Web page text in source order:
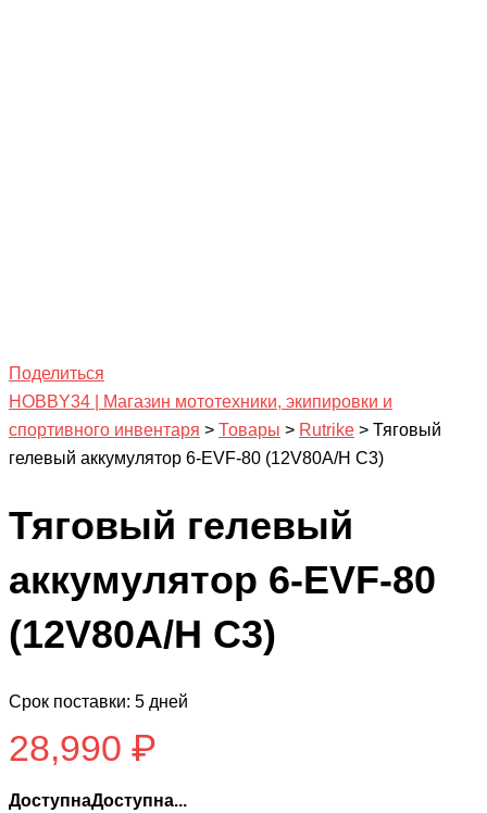
Поделиться
HOBBY34 | Магазин мототехники, экипировки и
спортивного инвентаря > Товары > Rutrike > Тяговый
гелевый аккумулятор 6-EVF-80 (12V80A/H C3)
Тяговый гелевый
аккумулятор 6-EVF-80
(12V80A/H C3)
Срок поставки: 5 дней
28,990 ₽
ДоступнаДоступна...